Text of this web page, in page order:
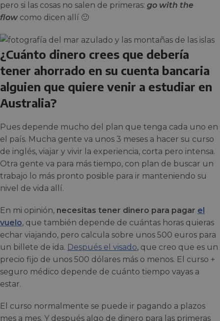
pero si las cosas no salen de primeras: go with the
flowcomo dicen allí 🙂
¿Cuánto dinero crees que debería
tener ahorrado en su cuenta bancaria
alguien que quiere venir a estudiar en
Australia?
Pues depende mucho del plan que tenga cada uno en
el país. Mucha gente va unos 3 meses a hacer su curso
de inglés, viajar y vivir la experiencia, corta pero intensa.
Otra gente va para más tiempo, con plan de buscar un
trabajo lo más pronto posible para ir manteniendo su
nivel de vida allí.
En mi opinión, necesitas tener dinero para pagar el
vuelo, que también depende de cuántas horas quieras
echar viajando, pero calcula sobre unos 500 euros para
un billete de ida. Después el visado, que creo que es un
precio fijo de unos 500 dólares más o menos. El curso +
seguro médico depende de cuánto tiempo vayas a
estar.
El curso normalmente se puede ir pagando a plazos
mes a mes. Y después algo de dinero para las primeras